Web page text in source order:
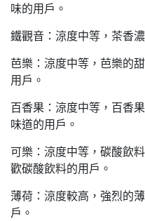
味的用戶。
鐵觀音：涼度中等，茶香
芭樂：涼度中等，芭樂的
用戶。
百香果：涼度中等，百香
味道的用戶。
可樂：涼度中等，碳酸飲
歡碳酸飲料的用戶。
薄荷：涼度較高，強烈的
戶。